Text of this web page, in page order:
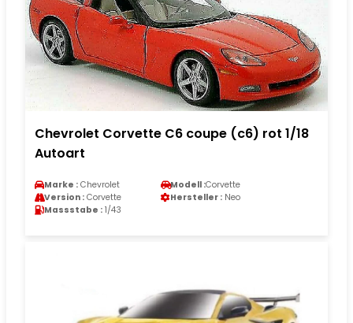
Chevrolet Corvette C6 coupe (c6) rot 1/18
Autoart
Marke : Chevrolet Modell :Corvette
Version : Corvette Hersteller : Neo
Massstabe : 1/43